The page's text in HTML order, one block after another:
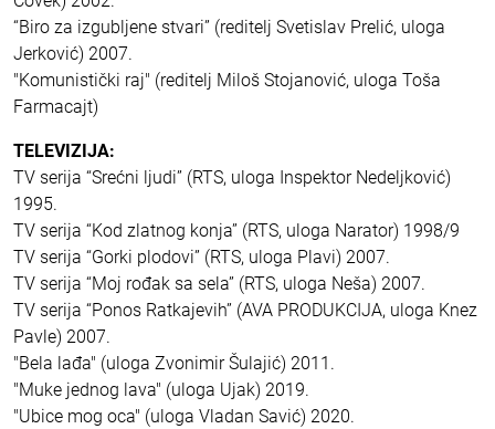
“Biro za izgubljene stvari” (reditelj Svetislav Prelić, uloga
Jerković) 2007.
"Komunistički raj" (reditelj Miloš Stojanović, uloga Toša
Farmacajt)
TELEVIZIJA:
TV serija “Srećni ljudi” (RTS, uloga Inspektor Nedeljković)
1995.
TV serija “Kod zlatnog konja” (RTS, uloga Narator) 1998/9
TV serija “Gorki plodovi” (RTS, uloga Plavi) 2007.
TV serija “Moj rođak sa sela” (RTS, uloga Neša) 2007.
TV serija “Ponos Ratkajevih” (AVA PRODUKCIJA, uloga Knez
Pavle) 2007.
"Bela lađa" (uloga Zvonimir Šulajić) 2011.
"Muke jednog lava" (uloga Ujak) 2019.
"Ubice mog oca" (uloga Vladan Savić) 2020.